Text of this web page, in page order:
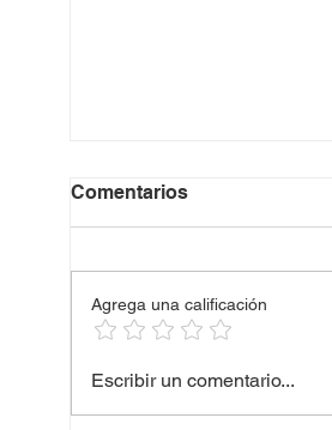
PARA LOS DUEÑOS DE
Comentarios
Agrega una calificación
Escribir un comentario...